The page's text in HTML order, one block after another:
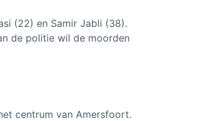
(22) en Samir Jabli (38).
de politie wil de moorden
centrum van Amersfoort.